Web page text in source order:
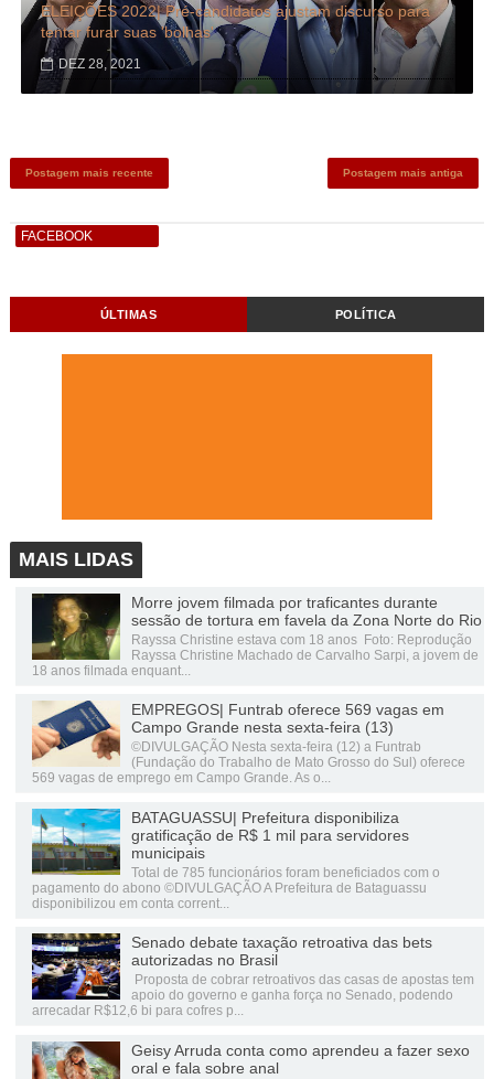
ELEIÇÕES 2022| Pré-candidatos ajustam discurso para
tentar furar suas 'bolhas'
DEZ 28, 2021
Postagem mais recente Postagem mais antiga
FACEBOOK
ÚLTIMAS POLÍTICA
MAIS LIDAS
Morre jovem filmada por traficantes durante
sessão de tortura em favela da Zona Norte do Rio
Rayssa Christine estava com 18 anos Foto: Reprodução
Rayssa Christine Machado de Carvalho Sarpi, a jovem de
18 anos filmada enquant...
EMPREGOS| Funtrab oferece 569 vagas em
Campo Grande nesta sexta-feira (13)
©DIVULGAÇÃO Nesta sexta-feira (12) a Funtrab
(Fundação do Trabalho de Mato Grosso do Sul) oferece
569 vagas de emprego em Campo Grande. As o...
BATAGUASSU| Prefeitura disponibiliza
gratificação de R$ 1 mil para servidores
municipais
Total de 785 funcionários foram beneficiados com o
pagamento do abono ©DIVULGAÇÃO A Prefeitura de Bataguassu
disponibilizou em conta corrent...
Senado debate taxação retroativa das bets
autorizadas no Brasil
Proposta de cobrar retroativos das casas de apostas tem
apoio do governo e ganha força no Senado, podendo
arrecadar R$12,6 bi para cofres p...
Geisy Arruda conta como aprendeu a fazer sexo
oral e fala sobre anal